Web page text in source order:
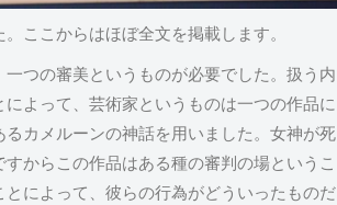
ここからはほぼ全文を掲載します。
つの審美というものが必要でした。扱う内
よって、芸術家というものは一つの作品に
カメルーンの神話を用いました。女神が死
からこの作品はある種の審判の場というこ
によって、彼らの行為がどういったものだ